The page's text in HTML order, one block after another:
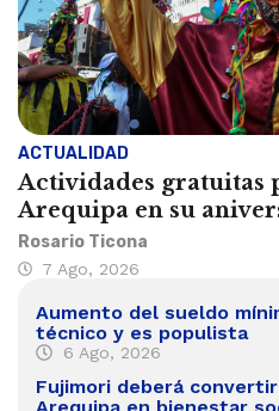
ACTUALIDAD
Actividades gratuitas
Arequipa en su
Rosario Ticona
7 Ago, 2026
Aumento del sueldo
técnico y es populista
6 Ago, 2026
Fujimori deberá